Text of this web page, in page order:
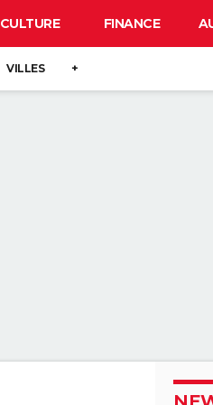
CULTURE FINANCE
VILLES +